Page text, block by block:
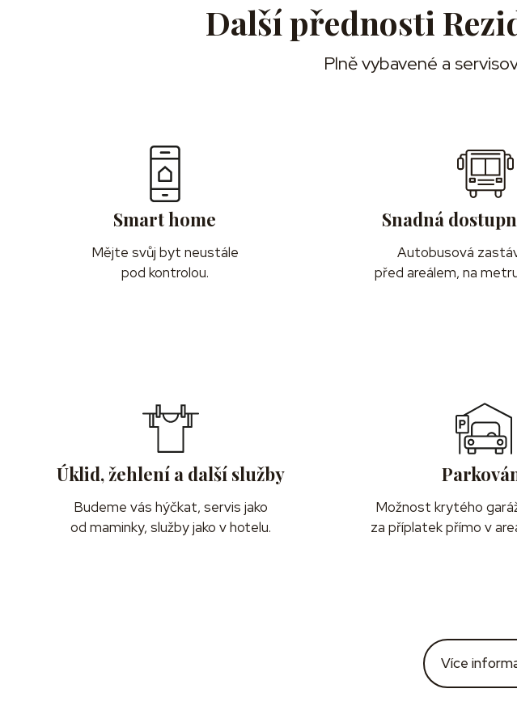
Další přednosti
Plně vybavené a
Smart home
Mějte svůj byt neustále
pod kontrolou.
Snadná
Autobusová
před areálem, na
Úklid, žehlení a další služby
Budeme vás hýčkat, servis jako
od maminky, služby jako v hotelu.
Možnost krytého
za příplatek přímo v
Více